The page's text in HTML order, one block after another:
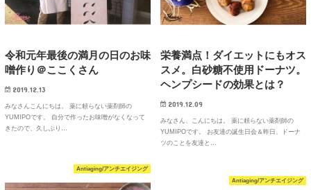
令和元年最後の満月の日のお味
噌作り＠ここくさん
2019.12.13
みなさんこんにちは。 薬に頼らない薬剤師の
YUMIPOです。 自分で作ったお味噌がなくなって
きたので、久しぶり…
栄養満点！ダイエットにもオス
スメ。白砂糖不使用ドーナツ。
ヘンプシードの効果とは？
2019.12.09
みなさん、こんにちは。 薬に頼らない薬剤師の
YUMIPOです。 お友達の誕生日会＆昨日、ドーナ
ツのことを友達と…
Antiaging/アンチエイジング
Antiaging/アンチエイジング